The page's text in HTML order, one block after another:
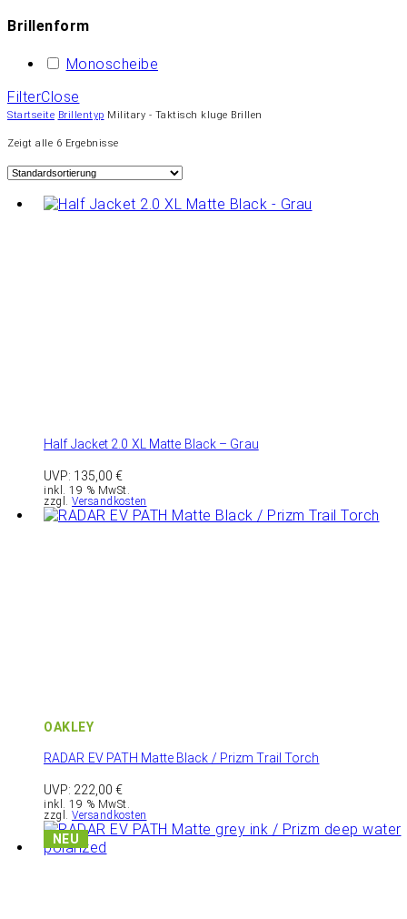
Brillenform
Monoscheibe
FilterClose
Startseite Brillentyp Military - Taktisch kluge Brillen
Zeigt alle 6 Ergebnisse
Half Jacket 2.0 XL Matte Black – Grau
UVP: 135,00 €
inkl. 19 % MwSt.
zzgl. Versandkosten
OAKLEY
RADAR EV PATH Matte Black / Prizm Trail Torch
UVP: 222,00 €
inkl. 19 % MwSt.
zzgl. Versandkosten